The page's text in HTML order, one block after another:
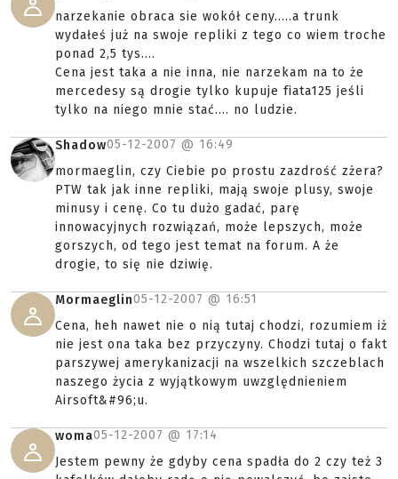
narzekanie obraca sie wokół ceny.....a trunk
wydałeś już na swoje repliki z tego co wiem troche
ponad 2,5 tys....
Cena jest taka a nie inna, nie narzekam na to że
mercedesy są drogie tylko kupuje fiata125 jeśli
tylko na niego mnie stać.... no ludzie.
Shadow05-12-2007 @ 16:49
mormaeglin, czy Ciebie po prostu zazdrość zżera?
PTW tak jak inne repliki, mają swoje plusy, swoje
minusy i cenę. Co tu dużo gadać, parę
innowacyjnych rozwiązań, może lepszych, może
gorszych, od tego jest temat na forum. A że
drogie, to się nie dziwię.
Mormaeglin05-12-2007 @ 16:51
Cena, heh nawet nie o nią tutaj chodzi, rozumiem iż
nie jest ona taka bez przyczyny. Chodzi tutaj o fakt
parszywej amerykanizacji na wszelkich szczeblach
naszego życia z wyjątkowym uwzględnieniem
Airsoft&#96;u.
woma05-12-2007 @ 17:14
Jestem pewny że gdyby cena spadła do 2 czy też 3